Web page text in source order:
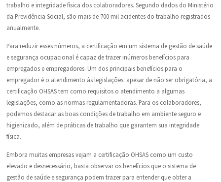
trabalho e integridade física dos colaboradores. Segundo dados do Ministério
da Previdência Social, são mais de 700 mil acidentes do trabalho registrados
anualmente.
Para reduzir esses números, a certificação em um sistema de gestão de saúde
e segurança ocupacional é capaz de trazer inúmeros benefícios para
empregados e empregadores. Um dos principais benefícios para o
empregador é o atendimento às legislações: apesar de não ser obrigatória, a
certificação OHSAS tem como requisitos o atendimento a algumas
legislações, como as normas regulamentadoras. Para os colaboradores,
podemos destacar as boas condições de trabalho em ambiente seguro e
higienizado, além de práticas de trabalho que garantem sua integridade
física.
Embora muitas empresas vejam a certificação OHSAS como um custo
elevado e desnecessário, basta observar os benefícios que o sistema de
gestão de saúde e segurança podem trazer para entender que obter a